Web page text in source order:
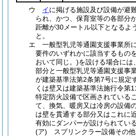
ウ
イに掲げる施設及び設備が避
られ、かつ、保育室等の各部分
距離が30メートル以下となるよ
と。
エ
一般型乳児等通園支援事業所
要件のいずれかに該当するもの
おいて同じ。)を設ける場合には
部分と一般型乳児等通園支援事
が建築基準法第2条第7号に規定
くは壁又は建築基準法施行令第
特定防火設備で区画されているこ
て、換気、暖房又は冷房の設備
は壁を貫通する部分又はこれに
有効にダンパーが設けられている
(ア)
スプリンクラー設備その